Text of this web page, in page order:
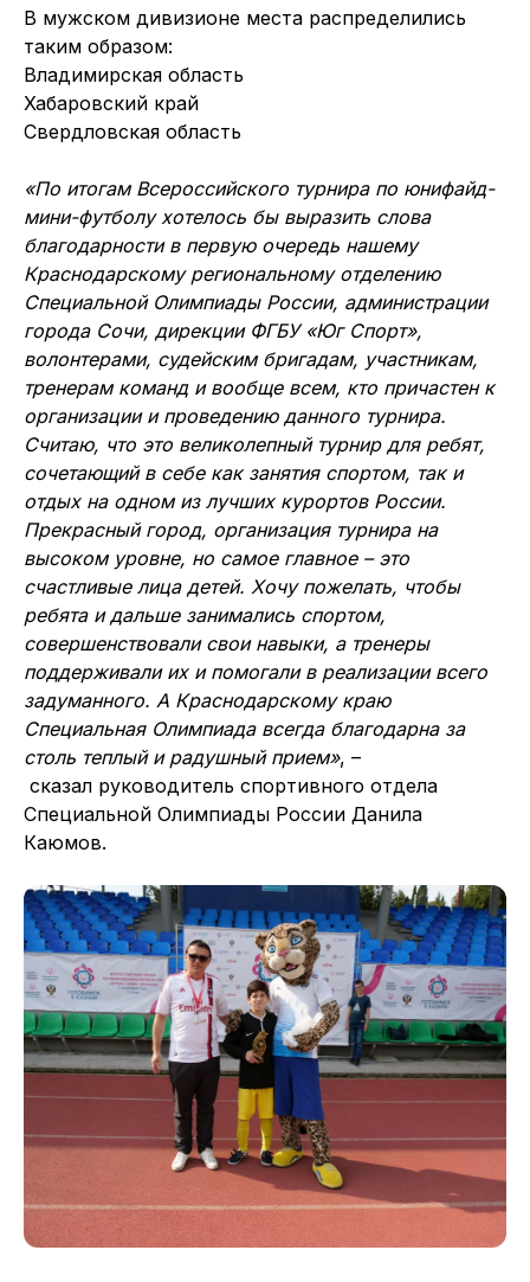
В мужском дивизионе места распределились
таким образом:
Владимирская область
Хабаровский край
Свердловская область
«По итогам Всероссийского турнира по юнифайд-
мини-футболу хотелось бы выразить слова
благодарности в первую очередь нашему
Краснодарскому региональному отделению
Специальной Олимпиады России, администрации
города Сочи, дирекции ФГБУ «Юг Спорт»,
волонтерами, судейским бригадам, участникам,
тренерам команд и вообще всем, кто причастен к
организации и проведению данного турнира.
Считаю, что это великолепный турнир для ребят,
сочетающий в себе как занятия спортом, так и
отдых на одном из лучших курортов России.
Прекрасный город, организация турнира на
высоком уровне, но самое главное – это
счастливые лица детей. Хочу пожелать, чтобы
ребята и дальше занимались спортом,
совершенствовали свои навыки, а тренеры
поддерживали их и помогали в реализации всего
задуманного. А Краснодарскому краю
Специальная Олимпиада всегда благодарна за
столь теплый и радушный прием», –
сказал руководитель спортивного отдела
Специальной Олимпиады России Данила
Каюмов.